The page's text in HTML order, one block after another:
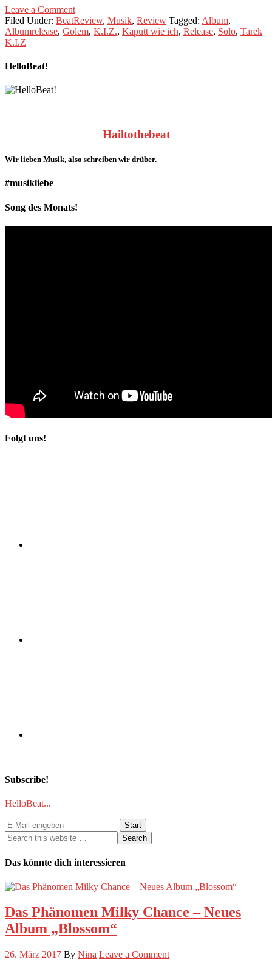
Leave a Comment
Filed Under: BeatReview, Musik, Review Tagged: Album,
Albumrelease, Golem, K.I.Z., Kaputt wie ich, Release, Solo, Tarek
K.I.Z
HelloBeat!
Hailtothebeat
Wir lieben Musik, also schreiben wir drüber.
#musikliebe
Song des Monats!
Folgt uns!
Subscribe!
HelloBeat...
Das könnte dich interessieren
Das Phänomen Milky Chance – Neues
Album „Blossom“
26. März 2017 By Nina Leave a Comment